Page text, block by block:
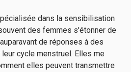
dans la sensibilisation
des femmes s'étonner de
de réponses à des
cycle menstruel. Elles me
elles peuvent transmettre